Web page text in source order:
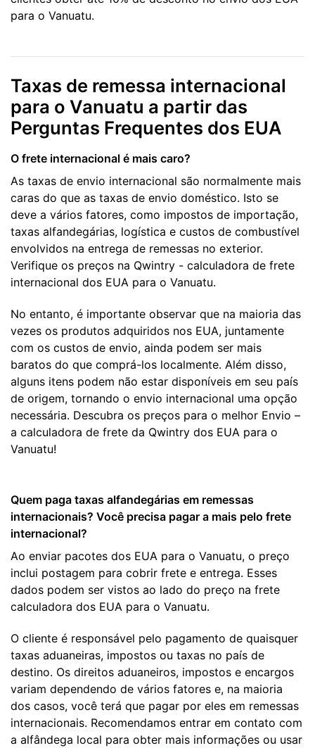
para o Vanuatu.
Taxas de remessa internacional
para o Vanuatu a partir das
Perguntas Frequentes dos EUA
O frete internacional é mais caro?
As taxas de envio internacional são normalmente mais
caras do que as taxas de envio doméstico. Isto se
deve a vários fatores, como impostos de importação,
taxas alfandegárias, logística e custos de combustível
envolvidos na entrega de remessas no exterior.
Verifique os preços na Qwintry - calculadora de frete
internacional dos EUA para o Vanuatu.
No entanto, é importante observar que na maioria das
vezes os produtos adquiridos nos EUA, juntamente
com os custos de envio, ainda podem ser mais
baratos do que comprá-los localmente. Além disso,
alguns itens podem não estar disponíveis em seu país
de origem, tornando o envio internacional uma opção
necessária. Descubra os preços para o melhor Envio –
a calculadora de frete da Qwintry dos EUA para o
Vanuatu!
Quem paga taxas alfandegárias em remessas
internacionais? Você precisa pagar a mais pelo frete
internacional?
Ao enviar pacotes dos EUA para o Vanuatu, o preço
inclui postagem para cobrir frete e entrega. Esses
dados podem ser vistos ao lado do preço na frete
calculadora dos EUA para o Vanuatu.
O cliente é responsável pelo pagamento de quaisquer
taxas aduaneiras, impostos ou taxas no país de
destino. Os direitos aduaneiros, impostos e encargos
variam dependendo de vários fatores e, na maioria
dos casos, você terá que pagar por eles em remessas
internacionais. Recomendamos entrar em contato com
a alfândega local para obter mais informações ou usar